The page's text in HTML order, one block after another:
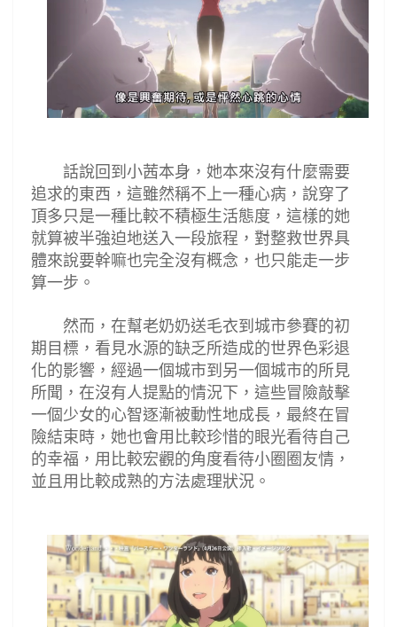
話說回到小茜本身，她本來沒有什麼需要
追求的東西，這雖然稱不上一種心病，說穿了
頂多只是一種比較不積極生活態度，這樣的她
就算被半強迫地送入一段旅程，對整救世界具
體來說要幹嘛也完全沒有概念，也只能走一步
算一步 。
然而，在幫老奶奶送毛衣到城市參賽的初
期目標，看見水源的缺乏所造成的世界色彩退
化的影響，經過一個城市到另一個城市的所見
所聞，在沒有人提點的情況下，這些冒險敲擊
一個少女的心智逐漸被動性地成長，最終在冒
險結束時，她也會用比較珍惜的眼光看待自己
的幸福，用比較宏觀的角度看待小圈圈友情，
並且用比較成熟的方法處理狀況 。